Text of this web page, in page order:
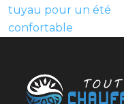
tuyau pour un été
confortable